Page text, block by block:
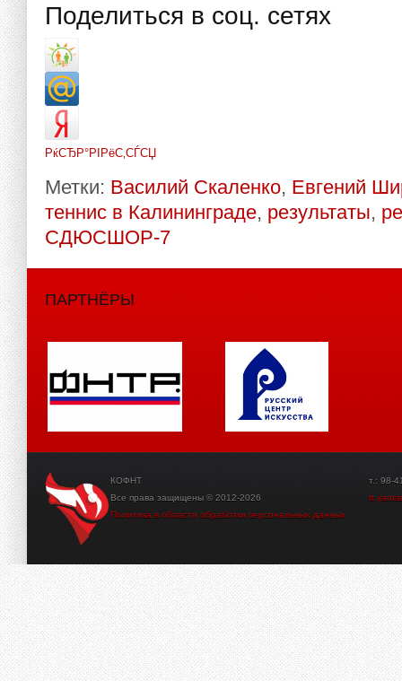
Поделиться в соц. сетях
РќСЂР°РІРёС‚СЃСЏ
Метки: Василий Скаленко, Евгений
теннис в Калининграде, результаты,
СДЮСШОР-7
ПАРТНЁРЫ
КОФНТ
Все права защищены © 2012-2026
Политика в области обработки персональных данных
т.: 98-41-